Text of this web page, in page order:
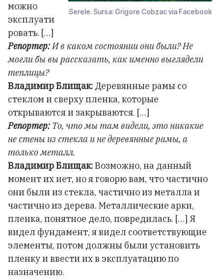
Serele. Sursa: Grigore Cobzac via Facebook
можно
эксплуати
ровать. […]
Репортер:И в каком состоянии они были? Не
могли бы вы рассказать, как именно выглядели
теплицы?
Владимир Блищак: Деревянные рамы со
стеклом и сверху пленка, которые
открываются и закрываются. […]
Репортер: То, что мы там видели, это никакие
не стены из стекла и не деревянные рамы, а
только металл.
Владимир Блищак:Возможно, на данный
момент их нет, но я говорю вам, что частично
они были из стекла, частично из металла и
частично из дерева. Металлические арки,
пленка, понятное дело, повредилась. […] Я
видел фундамент, я видел соответствующие
элементы, потом должны были установить
пленку и ввести их в эксплуатацию по
назначению.